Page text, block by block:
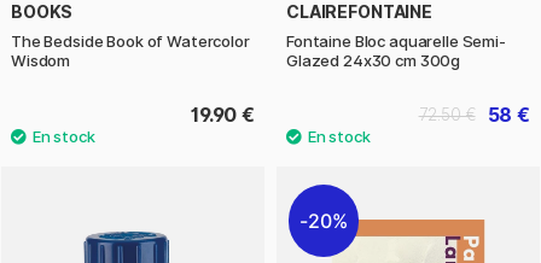
BOOKS
The Bedside Book of Watercolor
Wisdom
19.90 €
CLAIREFONTAINE
Fontaine Bloc aquarelle Semi-
Glazed 24x30 cm 300g
58 €
72.50 €
20%